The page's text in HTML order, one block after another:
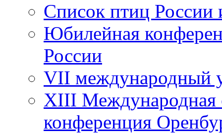
Список птиц России
Юбилейная
России
VII международный
XIII Международная
конференция